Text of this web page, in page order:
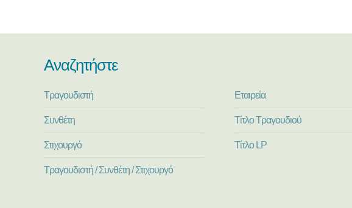
Αναζητήστε
Τραγουδιστή
Συνθέτη
Στιχουργό
Τραγουδιστή / Συνθέτη / Στιχουργό
Εταιρεία
Τίτλο Τραγουδιού
Τίτλο LP